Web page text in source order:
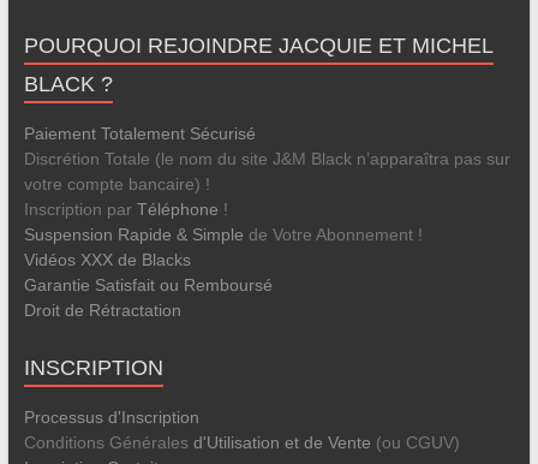
POURQUOI REJOINDRE JACQUIE ET MICHEL
BLACK ?
Paiement Totalement Sécurisé
Discrétion Totale (le nom du site J&M Black n’apparaîtra pas sur
votre compte bancaire) !
Inscription par Téléphone !
Suspension Rapide & Simple de Votre Abonnement !
Vidéos XXX de Blacks
Garantie Satisfait ou Remboursé
Droit de Rétractation
INSCRIPTION
Processus d'Inscription
Conditions Générales d'Utilisation et de Vente (ou CGUV)